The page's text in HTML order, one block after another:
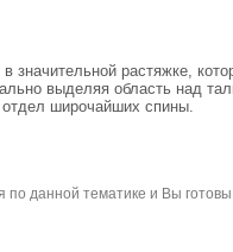
значительной растяжке,
выделяя область над
широчайших спины.
данной тематике и Вы готовы